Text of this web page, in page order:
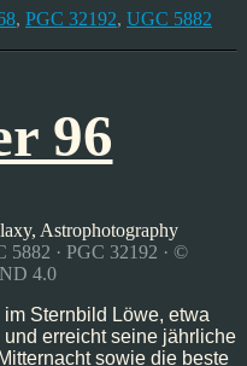
, PGC 32192, UGC 5882
96
5882 · PGC 32192 · ©
4.0
Sternbild Löwe, etwa
erreicht seine jährliche
sowie die beste